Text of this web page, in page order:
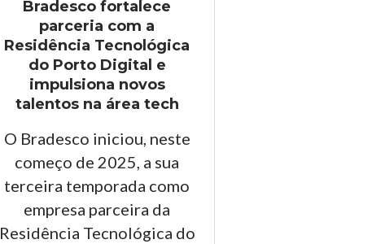
Bradesco fortalece
parceria com a
Residência Tecnológica
do Porto Digital e
impulsiona novos
talentos na área tech
O Bradesco iniciou, neste
começo de 2025, a sua
terceira temporada como
empresa parceira da
Residência Tecnológica do